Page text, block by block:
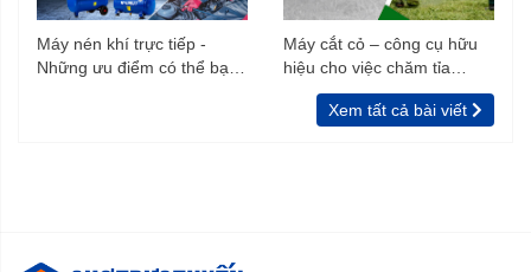
Máy nén khí trực tiếp -
Những ưu điểm có thể bạn
Máy cắt cỏ – công cụ hữu
hiệu cho việc chăm tỉa
vườn, rào
Xem tất cả bài viết